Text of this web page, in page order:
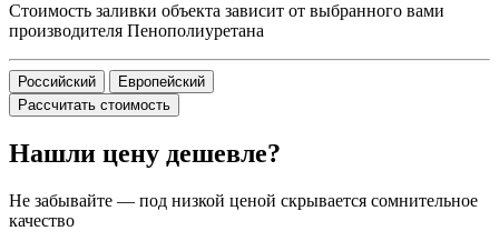
Стоимость заливки объекта зависит от выбранного вами
производителя Пенополиуретана
Российский
Европейский
Рассчитать стоимость
Нашли цену дешевле?
Не забывайте — под низкой ценой скрывается сомнительное
качество